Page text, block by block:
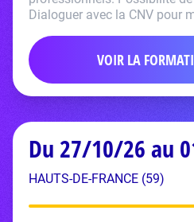
Dialoguer avec la CNV pour
VOIR LA
Du 27/10/26 au
HAUTS-DE-FRANCE (59)